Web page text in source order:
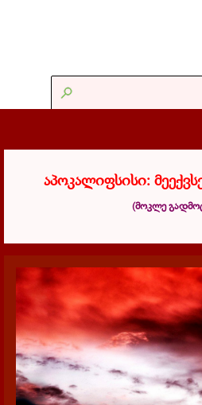
აპოკალიფსისი:
(მოკლე